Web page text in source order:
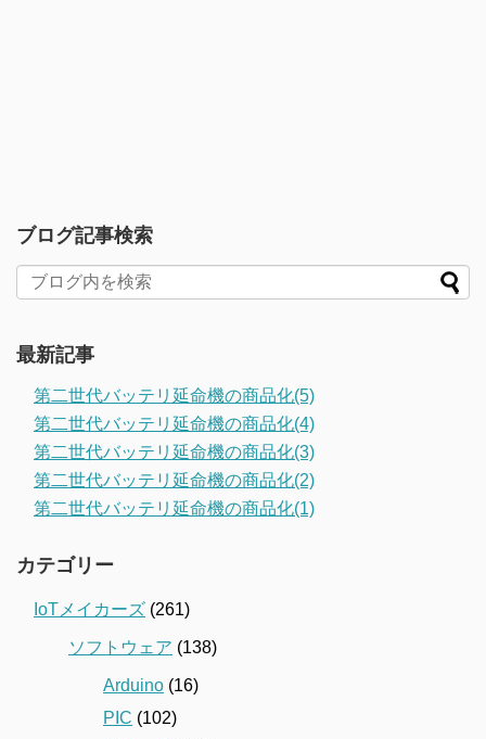
ブログ記事検索
最新記事
第二世代バッテリ延命機の商品化(5)
第二世代バッテリ延命機の商品化(4)
第二世代バッテリ延命機の商品化(3)
第二世代バッテリ延命機の商品化(2)
第二世代バッテリ延命機の商品化(1)
カテゴリー
IoTメイカーズ (261)
ソフトウェア (138)
Arduino (16)
PIC (102)